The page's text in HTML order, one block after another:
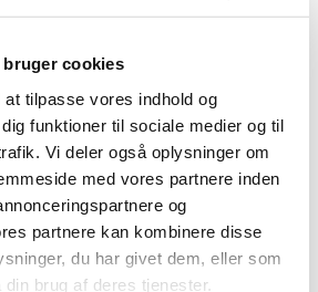
bruger cookies
tilpasse vores indhold og
funktioner til sociale medier og til
Vi deler også oplysninger om
med vores partnere inden
og
partnere kan kombinere disse
du har givet dem, eller som
brug af deres tjenester.